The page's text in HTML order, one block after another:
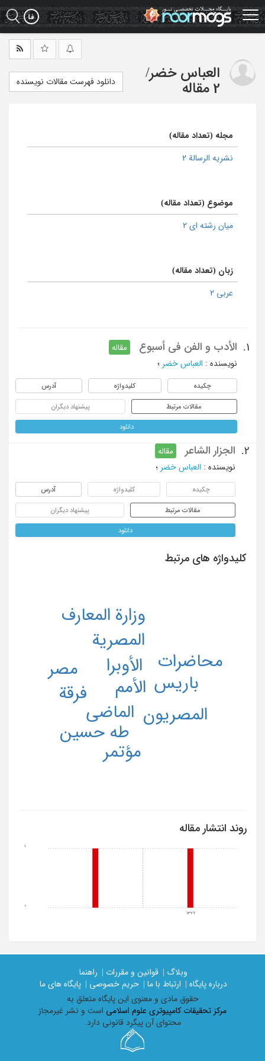
Skip
to
main
العباس خضر/
2 مقاله
دانلود فهرست مقالات نویسنده
مجله (تعداد مقاله)
نشریه الرسالة 2
موضوع (تعداد مقاله)
میان رشته ای 2
زبان (تعداد مقاله)
عربی 2
1. الأدب و الفن فی أسبوع
مقاله
نویسنده : العباس خضر ؛
چکیده کلیدواژه آدرس
مقالات مرتبط پیشنهاد دیگران
دانلود
2. الجزار الشاعر
مقاله
نویسنده : العباس خضر ؛
چکیده کلیدواژه آدرس
مقالات مرتبط پیشنهاد دیگران
دانلود
کلیدواژه های مرتبط
الأمم
الأوبرا
الماضی
المصریة
المصریون
باریس
طه حسین
فرقة
مؤتمر
محاضرات مصر
وزارة المعارف
روند انتشار مقاله
1327
0
1
وبلاگ | قوانین و مقررات |
راهنما
درباره پایگاه |
ارتباط با ما | حریم خصوصی |
پایگاه های ما
حقوق مادی و معنوی اين پايگاه متعلق به
مرکز تحقیقات کامپیوتری علوم اسلامی است و نشر غیرمجاز
محتوای آن پیگرد قانونی دارد.